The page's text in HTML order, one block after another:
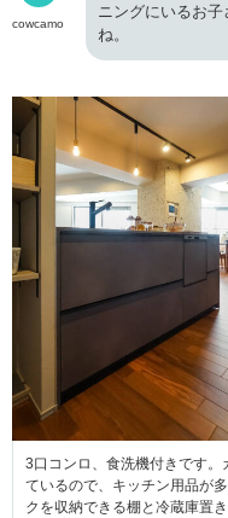
cowcamo
ニングにいるお
ね。
3口コンロ、食洗機付きです
ているので、キッチン用品が
クを収納できる棚と冷蔵庫置き